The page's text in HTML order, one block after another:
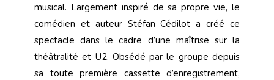
musical. Largement inspiré de sa propre vie, le
comédien et auteur Stéfan Cédilot a créé ce
spectacle dans le cadre d’une maîtrise sur la
théâtralité et U2. Obsédé par le groupe depuis
sa toute première cassette d’enregistrement,